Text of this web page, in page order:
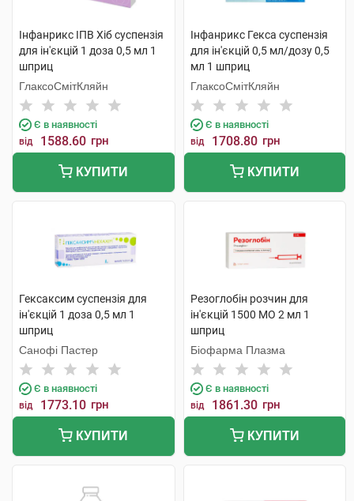
Інфанрикс ІПВ Хіб суспензія
для ін'єкцій 1 доза 0,5 мл 1
шприц
ГлаксоСмітКляйн
Є в наявності
від 1588.60 грн
КУПИТИ
Інфанрикс Гекса суспензія
для ін'єкцій 0,5 мл/дозу 0,5
мл 1 шприц
ГлаксоСмітКляйн
Є в наявності
від 1708.80 грн
КУПИТИ
Гексаксим суспензія для
ін'єкцій 1 доза 0,5 мл 1
шприц
Санофі Пастер
Є в наявності
від 1773.10 грн
КУПИТИ
Резоглобін розчин для
ін'єкцій 1500 МО 2 мл 1
шприц
Біофарма Плазма
Є в наявності
від 1861.30 грн
КУПИТИ